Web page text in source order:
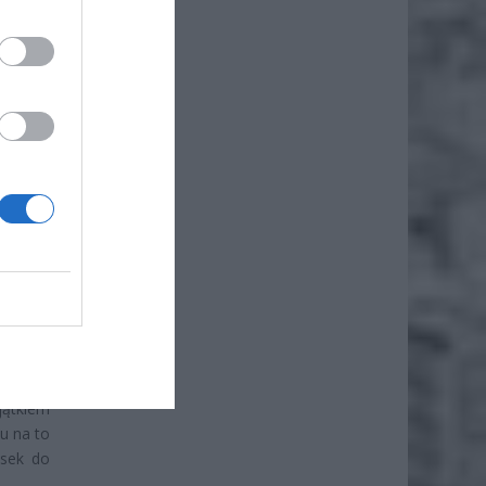
za
do
30
na to
do